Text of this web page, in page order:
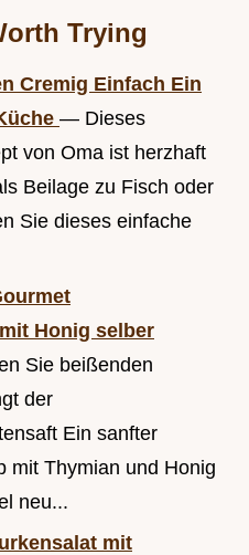
Trying
Cremig Einfach Ein
— Dieses
von Oma ist herzhaft
Beilage zu Fisch oder
Sie dieses einfache
Honig selber
Sie beißenden
der
Ein sanfter
mit Thymian und Honig
neu...
mit